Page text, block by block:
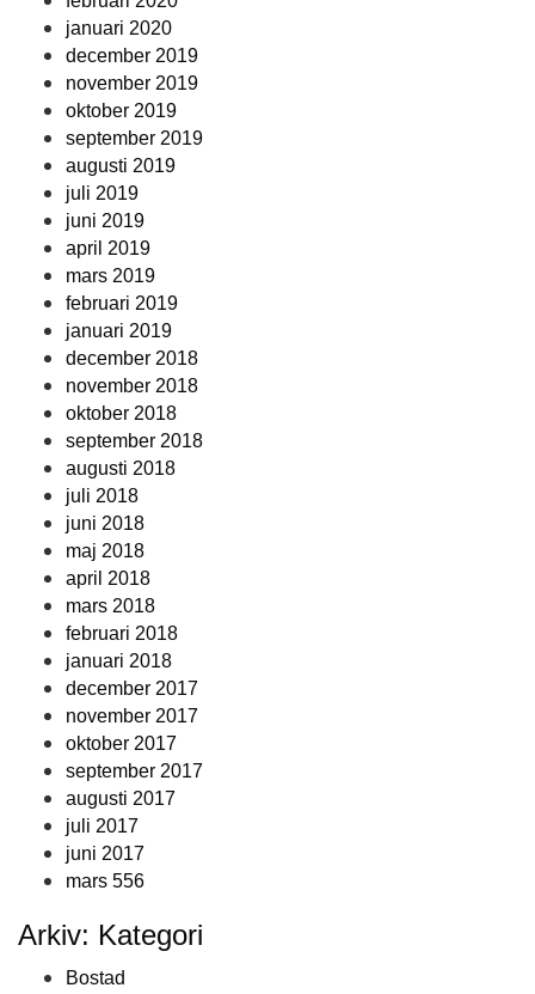
januari 2020
december 2019
november 2019
oktober 2019
september 2019
augusti 2019
juli 2019
juni 2019
april 2019
mars 2019
februari 2019
januari 2019
december 2018
november 2018
oktober 2018
september 2018
augusti 2018
juli 2018
juni 2018
maj 2018
april 2018
mars 2018
februari 2018
januari 2018
december 2017
november 2017
oktober 2017
september 2017
augusti 2017
juli 2017
juni 2017
mars 556
Arkiv: Kategori
Bostad